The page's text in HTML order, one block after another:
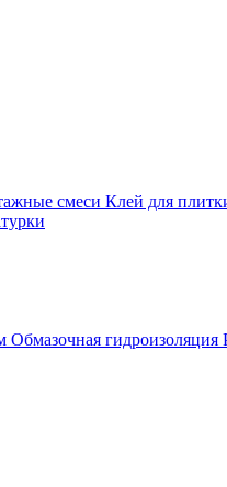
смеси Клей для
Обмазочная гидроизоляция